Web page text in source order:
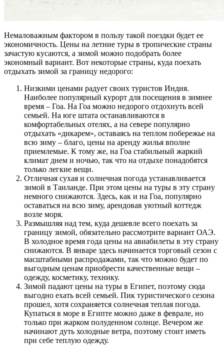
Немаловажным фактором в пользу такой поездки будет ее
экономичность. Цены на летние туры в тропические страны
зачастую кусаются, а зимой можно подобрать более
экономный вариант. Вот некоторые страны, куда поехать
отдыхать зимой за границу недорого:
Низкими ценами радует своих туристов Индия.
Наиболее популярный курорт для посещения в зимнее
время – Гоа. На Гоа можно недорого отдохнуть всей
семьей. На юге штата останавливаются в
комфортабельных отелях, а на севере популярно
отдыхать «дикарем», оставаясь на теплом побережье на
всю зиму – благо, цены на аренду жилья вполне
приемлемые. К тому же, на Гоа стабильный жаркий
климат днем и ночью, так что на отдыхе понадобятся
только легкие вещи.
Отличная сухая и солнечная погода устанавливается
зимой в Таиланде. При этом цены на туры в эту страну
немного снижаются. Здесь, как и на Гоа, популярно
оставаться на всю зиму, арендовав уютный коттедж
возле моря.
Размышляя над тем, куда дешевле всего поехать за
границу зимой, обязательно рассмотрите вариант ОАЭ.
В холодное время года цены на авиабилеты в эту страну
снижаются. В январе здесь начинается торговый сезон с
масштабными распродажами, так что можно будет по
выгодным ценам приобрести качественные вещи –
одежду, косметику, технику.
Зимой падают цены на туры в Египет, поэтому сюда
выгодно ехать всей семьей. Пик туристического сезона
прошел, хотя сохраняется солнечная теплая погода.
Купаться в море в Египте можно даже в феврале, но
только при жарком полуденном солнце. Вечером же
начинают дуть холодные ветра, поэтому стоит иметь
при себе теплую одежду.